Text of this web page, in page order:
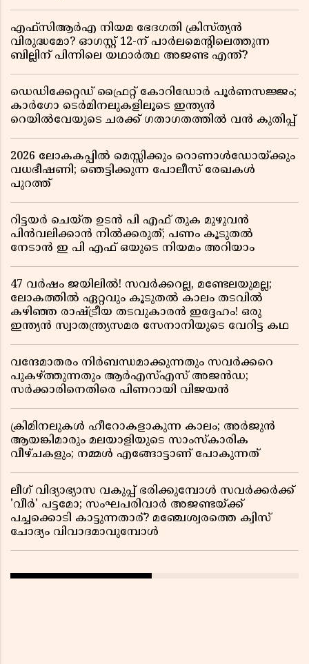
എഫ്സിആർഎ നിയമ ഭേദഗതി ക്രിസ്ത്യൻ
വിരുദ്ധമോ? ഓഗസ്റ്റ് 12-ന് പാർലമെന്റിലെത്തുന്ന
ബില്ലിന് പിന്നിലെ യഥാർത്ഥ അജണ്ട എന്ത്?
ഡെഡിക്കേറ്റഡ് ഫ്രൈറ്റ് കോറിഡോർ പൂർണസജ്ജം;
കാർഗോ ടെർമിനലുകളിലൂടെ ഇന്ത്യൻ
റെയിൽവേയുടെ ചരക്ക് ഗതാഗതത്തിൽ വൻ കുതിപ്പ്
2026 ലോകകപ്പിൽ മെസ്സിക്കും റൊണാൾഡോയ്ക്കും
വധഭീഷണി; ഞെട്ടിക്കുന്ന പോലീസ് രേഖകൾ
പുറത്ത്
റിട്ടയർ ചെയ്ത ഉടൻ പി എഫ് തുക മുഴുവൻ
പിൻവലിക്കാൻ നിൽക്കരുത്; പണം കൂടുതൽ
നേടാൻ ഇ പി എഫ് ഒയുടെ നിയമം അറിയാം
47 വർഷം ജയിലിൽ! സവർക്കറല്ല, മണ്ടേലയുമല്ല;
ലോകത്തിൽ ഏറ്റവും കൂടുതൽ കാലം തടവിൽ
കഴിഞ്ഞ രാഷ്ട്രീയ തടവുകാരൻ ഇദ്ദേഹം! ഒരു
ഇന്ത്യൻ സ്വാതന്ത്ര്യസമര സേനാനിയുടെ വേറിട്ട കഥ
വന്ദേമാതരം നിർബന്ധമാക്കുന്നതും സവർക്കറെ
പുകഴ്ത്തുന്നതും ആർഎസ്എസ് അജൻഡ;
സർക്കാരിനെതിരെ പിണറായി വിജയൻ
ക്രിമിനലുകൾ ഹീറോകളാകുന്ന കാലം; അർജുൻ
ആയങ്കിമാരും മലയാളിയുടെ സാംസ്കാരിക
വീഴ്ചകളും; നമ്മൾ എങ്ങോട്ടാണ് പോകുന്നത്
ലീഗ് വിദ്യാഭ്യാസ വകുപ്പ് ഭരിക്കുമ്പോൾ സവർക്കർക്ക്
'വീർ' പട്ടമോ; സംഘപരിവാർ അജണ്ടയ്ക്ക്
പച്ചക്കൊടി കാട്ടുന്നതാര്? മഞ്ചേശ്വരത്തെ ക്വിസ്
ചോദ്യം വിവാദമാവുമ്പോൾ